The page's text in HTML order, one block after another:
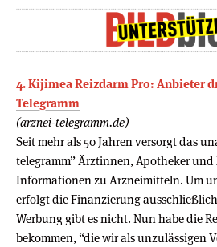
4. Kijimea Reizdarm Pro: Anbieter
Telegramm
(arznei-telegramm.de)
Seit mehr als 50 Jahren versorgt das
telegramm” Ärztinnen, Apotheker
Informationen zu Arzneimitteln. Um
erfolgt die Finanzierung
Werbung gibt es nicht. Nun habe die
bekommen, “die wir als unzulässigen